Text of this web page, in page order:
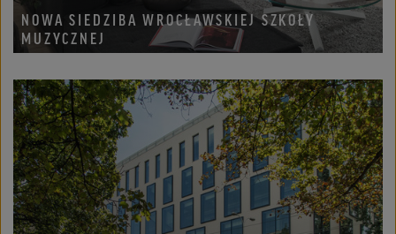
NOWA SIEDZIBA WROCŁAWSKIEJ SZKOŁY
MUZYCZNEJ